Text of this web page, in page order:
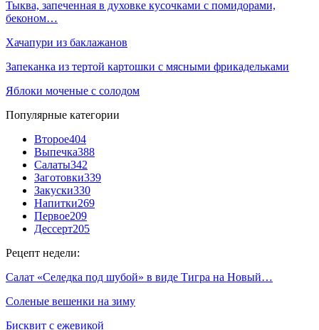
Тыква, запеченная в духовке кусочками с помидорами,
беконом…
Хачапури из баклажанов
Запеканка из тертой картошки с мясными фрикадельками
Яблоки моченые с солодом
Популярные категории
Второе404
Выпечка388
Салаты342
Заготовки339
Закуски330
Напитки269
Первое209
Дессерт205
Рецепт недели:
Салат «Селедка под шубой» в виде Тигра на Новый…
Соленые вешенки на зиму
Бисквит с ежевикой